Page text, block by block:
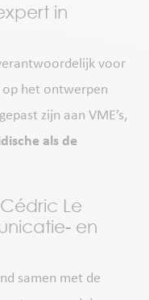
in
voor
het ontwerpen
zijn aan VME’s,
als de
Le
en
samen met de